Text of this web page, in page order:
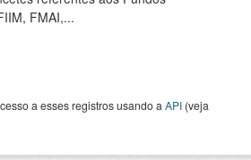
FMAI,...
a esses registros usando a API (veja